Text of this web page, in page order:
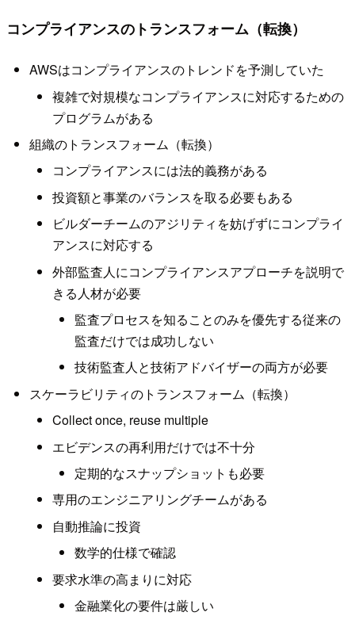
コンプライアンスのトランスフォーム（転換）
AWSはコンプライアンスのトレンドを予測していた
複雑で対規模なコンプライアンスに対応するための
プログラムがある
組織のトランスフォーム（転換）
コンプライアンスには法的義務がある
投資額と事業のバランスを取る必要もある
ビルダーチームのアジリティを妨げずにコンプライ
アンスに対応する
外部監査人にコンプライアンスアプローチを説明で
きる人材が必要
監査プロセスを知ることのみを優先する従来の
監査だけでは成功しない
技術監査人と技術アドバイザーの両方が必要
スケーラビリティのトランスフォーム（転換）
Collect once, reuse multiple
エビデンスの再利用だけでは不十分
定期的なスナップショットも必要
専用のエンジニアリングチームがある
自動推論に投資
数学的仕様で確認
要求水準の高まりに対応
金融業化の要件は厳しい